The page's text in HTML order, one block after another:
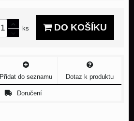
ks DO KOŠÍKU
Přidat do seznamu Dotaz k produktu
Doručení